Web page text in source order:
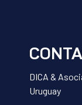
DICA &
Uruguay